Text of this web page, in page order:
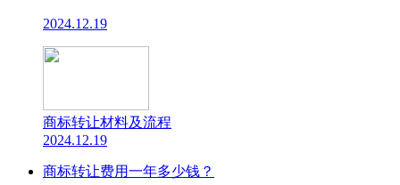
2024.12.19
商标转让材料及流程
2024.12.19
商标转让费用一年多少钱？